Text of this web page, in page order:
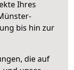
Ihres
bis hin zur
die auf